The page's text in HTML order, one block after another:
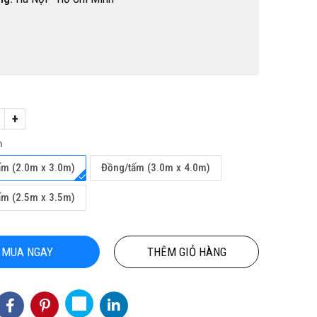
VINYL KHÁNG KHUẨN TẠI HỒ CHÍ
MINH
Hotline(Zalo): 0934943033
+
(2.0m x 3.0m)
Đồng/tấm (3.0m x 4.0m)
(2.5m x 3.5m)
MUA NGAY THÊM GIỎ HÀNG